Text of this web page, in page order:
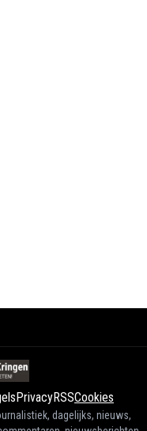
PrivacyRSSCookies
dagelijks, nieuws,